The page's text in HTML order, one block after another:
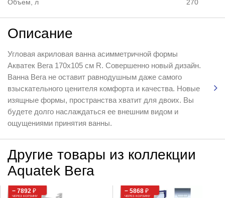
Объем, л 270
Описание
Угловая акриловая ванна асимметричной формы
Акватек Вега 170х105 см R. Совершенно новый дизайн.
Ванна Вега не оставит равнодушным даже самого
взыскательного ценителя комфорта и качества. Новые
изящные формы, пространства хватит для двоих. Вы
будете долго наслаждаться ее внешним видом и
ощущениями принятия ванны.
Другие товары из коллекции
Aquatek Вега
− 7892 ₽
ЧЕРЕЗ КОРЗИНУ
− 5868 ₽
ЧЕРЕЗ КОРЗИНУ